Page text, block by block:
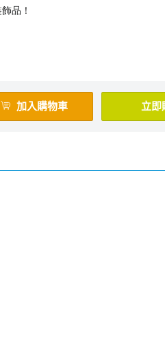
品！
加入購物車 立即